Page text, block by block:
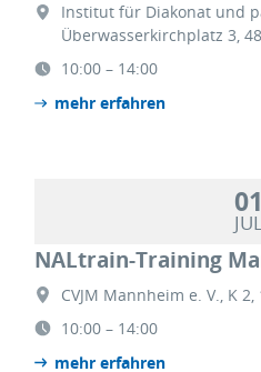
Institut für Diakonat und
Überwasserkirchplatz 3,
10:00 – 14:00
mehr erfahren
01
NALtrain-Training
CVJM Mannheim e. V., K
10:00 – 14:00
mehr erfahren